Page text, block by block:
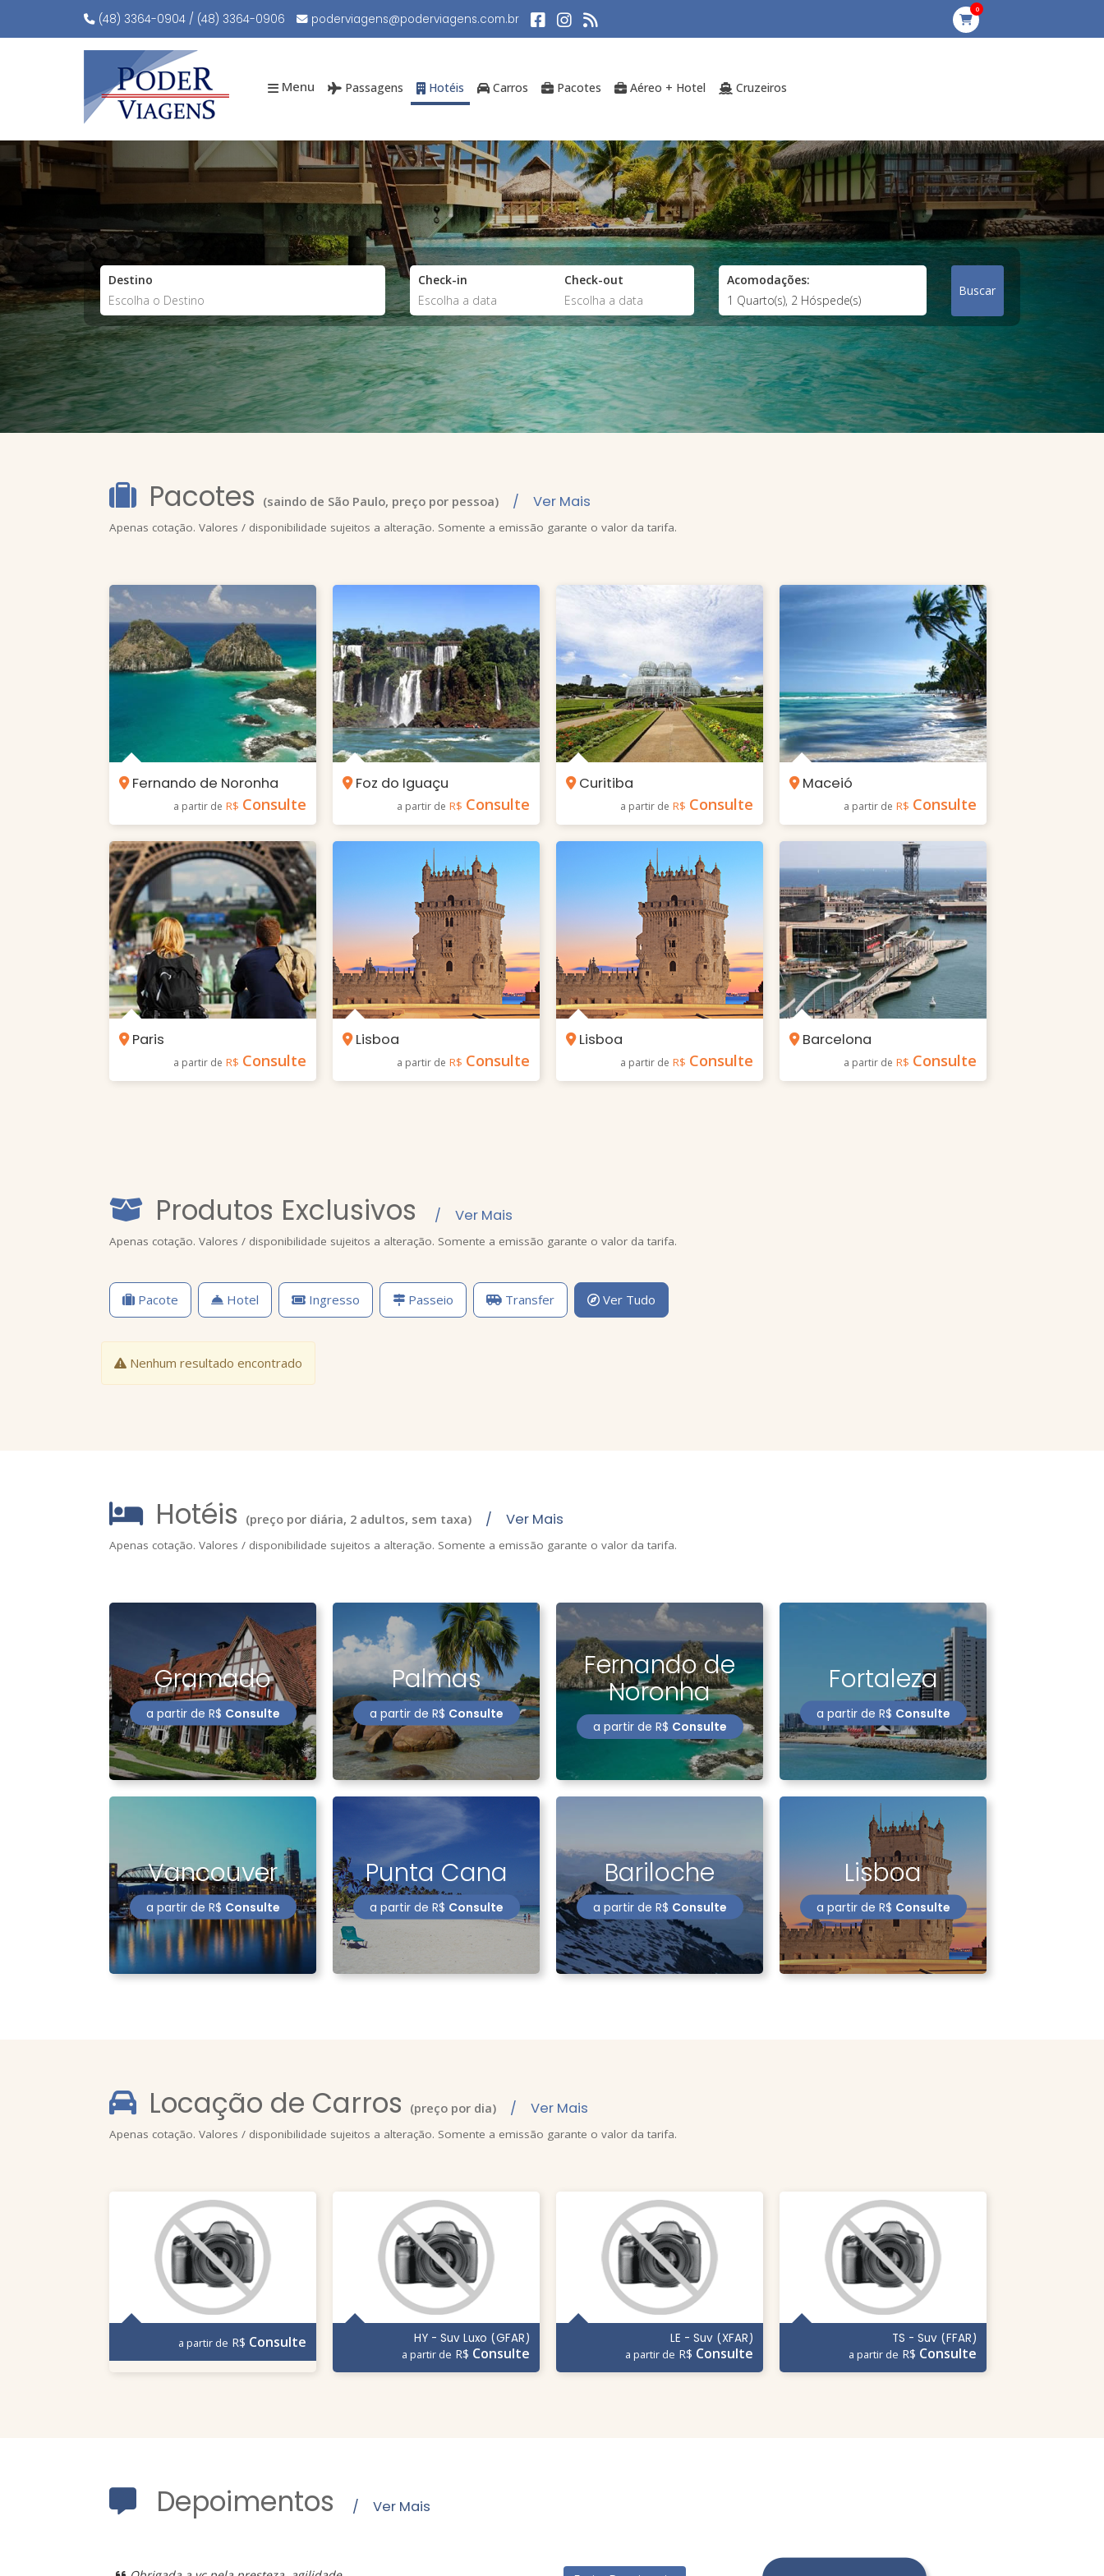
(48) 3364-0904 / (48) 3364-0906 poderviagens@poderviagens.com.br
0
Menu Passagens Hotéis Carros Pacotes Aéreo + Hotel Cruzeiros
Destino Check-in Check-out Acomodações:
Buscar
Pacotes (saindo de São Paulo, preço por pessoa) / Ver Mais
Apenas cotação. Valores / disponibilidade sujeitos a alteração. Somente a emissão garante o valor da tarifa.
Fernando de Noronha
a partir de R$ Consulte
Foz do Iguaçu
a partir de R$ Consulte
Curitiba
a partir de R$ Consulte
Maceió
a partir de R$ Consulte
Paris
a partir de R$ Consulte
Lisboa
a partir de R$ Consulte
Lisboa
a partir de R$ Consulte
Barcelona
a partir de R$ Consulte
Produtos Exclusivos / Ver Mais
Apenas cotação. Valores / disponibilidade sujeitos a alteração. Somente a emissão garante o valor da tarifa.
Pacote Hotel Ingresso Passeio Transfer Ver Tudo
Nenhum resultado encontrado
Hotéis (preço por diária, 2 adultos, sem taxa) / Ver Mais
Apenas cotação. Valores / disponibilidade sujeitos a alteração. Somente a emissão garante o valor da tarifa.
Gramado
a partir de R$ Consulte
Palmas
a partir de R$ Consulte
Fernando de
Noronha
a partir de R$ Consulte
Fortaleza
a partir de R$ Consulte
Vancouver
a partir de R$ Consulte
Punta Cana
a partir de R$ Consulte
Bariloche
a partir de R$ Consulte
Lisboa
a partir de R$ Consulte
Locação de Carros (preço por dia) / Ver Mais
Apenas cotação. Valores / disponibilidade sujeitos a alteração. Somente a emissão garante o valor da tarifa.
a partir de R$ Consulte HY - Suv Luxo (GFAR)
a partir de R$ Consulte
LE - Suv (XFAR)
a partir de R$ Consulte
TS - Suv (FFAR)
a partir de R$ Consulte
Depoimentos / Ver Mais